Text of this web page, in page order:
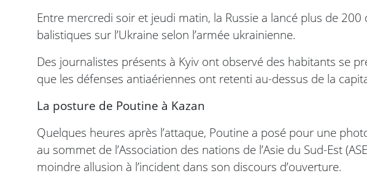
Entre mercredi soir et jeudi matin, la Russie a lancé plus de
balistiques sur l’Ukraine selon l’armée ukrainienne.
Des journalistes présents à Kyiv ont observé des habitants se
que les défenses antiaériennes ont retenti au-dessus de la
La posture de Poutine à Kazan
Quelques heures après l’attaque, Poutine a posé pour une
au sommet de l’Association des nations de l’Asie du Sud-Est
moindre allusion à l’incident dans son discours d’ouverture.